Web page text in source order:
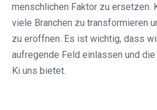
menschlichen Faktor zu ersetzen.
viele Branchen zu transformieren
zu eröffnen. Es ist wichtig, dass
aufregende Feld einlassen und die
Ki uns bietet.